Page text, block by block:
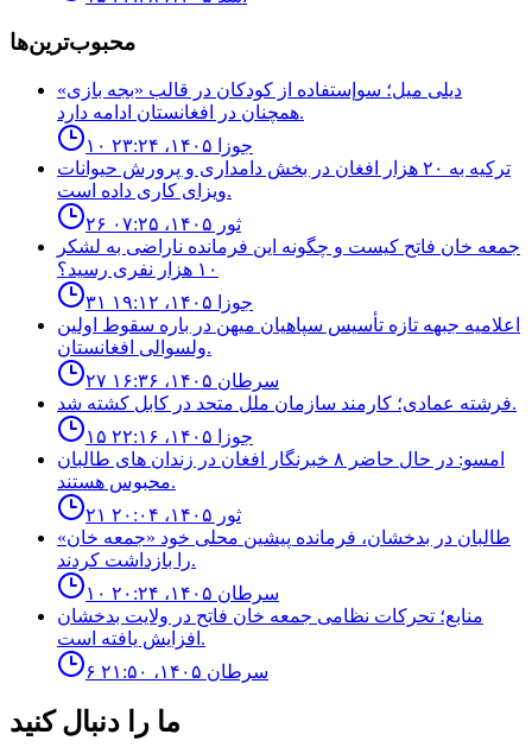
محبوب‌ترین‌ها
ديلى ميل؛ سوإستفاده از كودكان در قالب «بجه بازى»
همچنان در افغانستان ادامه دارد.
۱۰ جوزا ۱۴۰۵، ۲۳:۲۴
ترکیه به ۲۰ هزار افغان در بخش دامداری و پرورش حیوانات
ویزای کاری داده است.
۲۶ ثور ۱۴۰۵، ۰۷:۲۵
جمعه خان فاتح كيست و چگونه اين فرمانده ناراضى به لشكر
١٠ هزار نفرى رسيد؟
۳۱ جوزا ۱۴۰۵، ۱۹:۱۲
اعلاميه جبهه تازه تأسيس سپاهيان ميهن در باره سقوط اولين
ولسوالى افغانستان.
۲۷ سرطان ۱۴۰۵، ۱۶:۳۶
فرشته عمادى؛ كارمند سازمان ملل متحد در كابل كشته شد.
۱۵ جوزا ۱۴۰۵، ۲۲:۱۶
امسو: در حال حاضر ۸ خبرنگار افغان در زندان‌ های طالبان
محبوس هستند.
۲۱ ثور ۱۴۰۵، ۲۰:۰۴
طالبان در بدخشان، فرمانده پیشین محلی خود «جمعه خان»
را بازداشت کردند.
۱۰ سرطان ۱۴۰۵، ۲۰:۲۴
منابع؛ تحركات نظامى جمعه خان فاتح در ولايت بدخشان
افزايش يافته است.
۶ سرطان ۱۴۰۵، ۲۱:۵۰
ما را دنبال کنید